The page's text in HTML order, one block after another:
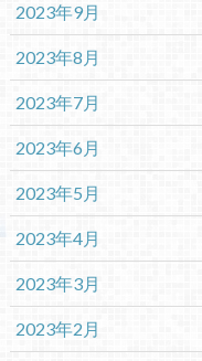
2023年9月
2023年8月
2023年7月
2023年6月
2023年5月
2023年4月
2023年3月
2023年2月